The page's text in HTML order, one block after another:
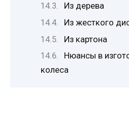
Из дерева
Из жесткого
Из картона
Нюансы в
колеса